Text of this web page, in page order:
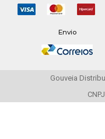
Envio
Gouveia